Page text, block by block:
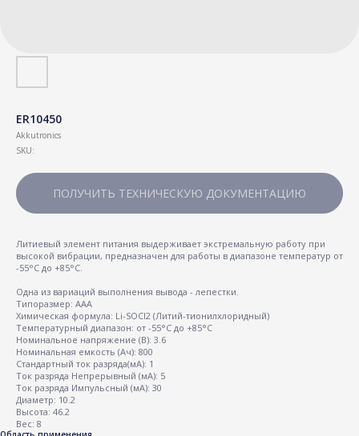
ER10450
Akkutronics
SKU:
ПОЛУЧИТЬ ТЕХНИЧЕСКУЮ ДОКУМЕНТАЦИЮ
Литиевый элемент питания выдерживает экстремальную работу при
высокой вибрации, предназначен для работы в диапазоне температур от
-55°С до +85°С.
Одна из вариаций выполнения вывода - лепестки.
Типоразмер: AAA
Химическая формула: Li-SOCl2 (Литий-тионилхлоридный)
Температурный диапазон: от -55°C дo +85°C
Номинальное напряжение (В): 3.6
Номинальная емкость (Ач): 800
Стандартный ток разряда(мА): 1
Ток разряда Непрерывный (мА): 5
Ток разряда Импульсный (мА): 30
Диаметр: 10.2
Высота: 46.2
Вес: 8